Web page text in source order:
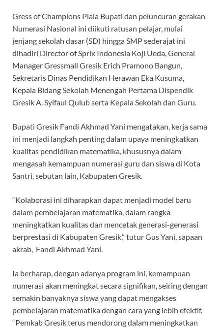
Gress of Champions Piala Bupati dan peluncuran gerakan
Numerasi Nasional ini diikuti ratusan pelajar, mulai
jenjang sekolah dasar (SD) hingga SMP sederajat ini
dihadiri Director of Sprix Indonesia Koji Ueda, General
Manager Gressmall Gresik Erich Pramono Bangun,
Sekretaris Dinas Pendidikan Herawan Eka Kusuma,
Kepala Bidang Sekolah Menengah Pertama Dispendik
Gresik A. Syifaul Qulub serta Kepala Sekolah dan Guru.
Bupati Gresik Fandi Akhmad Yani mengatakan, kerja sama
ini menjadi langkah penting dalam upaya meningkatkan
kualitas pendidikan matematika, khususnya dalam
mengasah kemampuan numerasi guru dan siswa di Kota
Santri, sebutan lain, Kabupaten Gresik.
“Kolaborasi ini diharapkan dapat menjadi model baru
dalam pembelajaran matematika, dalam rangka
meningkatkan kualitas dan mencetak generasi-generasi
berprestasi di Kabupaten Gresik,” tutur Gus Yani, sapaan
akrab, Fandi Akhmad Yani.
Ia berharap, dengan adanya program ini, kemampuan
numerasi akan meningkat secara signifikan, seiring dengan
semakin banyaknya siswa yang dapat mengakses
pembelajaran matematika dengan cara yang lebih efektif.
“Pemkab Gresik terus mendorong dalam meningkatkan